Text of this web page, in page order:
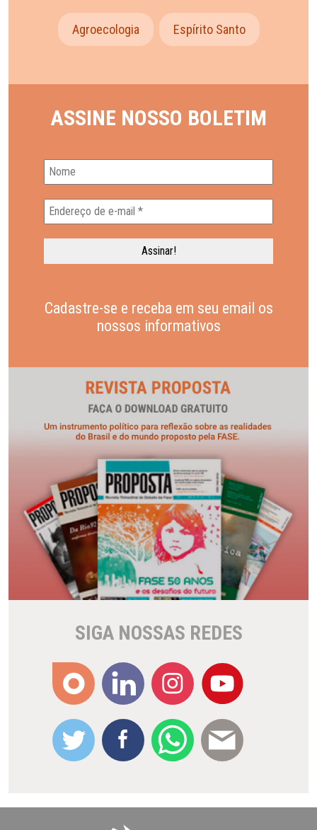
Agroecologia Espírito Santo
ASSINE NOSSO BOLETIM
Cadastre-se e receba em seu email os
nossos informativos
SIGA NOSSAS REDES